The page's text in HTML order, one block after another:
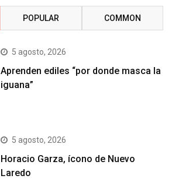
POPULAR COMMON
5 agosto, 2026
Aprenden ediles “por donde masca la
iguana”
5 agosto, 2026
Horacio Garza, ícono de Nuevo
Laredo